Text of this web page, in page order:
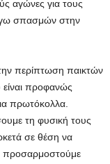
αγώνες για τους
σπασμών στην
περίπτωση παικτών
προφανώς
πρωτόκολλα.
τη φυσική τους
σε θέση να
προσαρμοστούμε